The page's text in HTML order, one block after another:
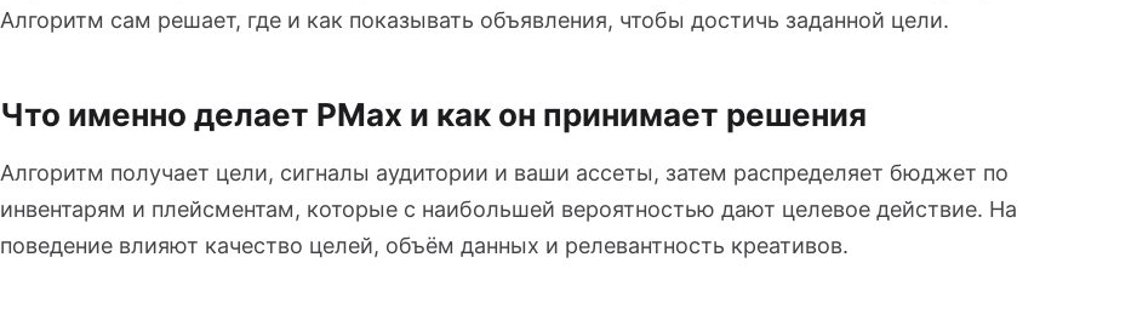
Алгоритм сам решает, где и как показывать объявления, чтобы достичь заданной цели.
Что именно делает PMax и как он принимает решения
Алгоритм получает цели, сигналы аудитории и ваши ассеты, затем распределяет бюджет по
инвентарям и плейсментам, которые с наибольшей вероятностью дают целевое действие. На
поведение влияют качество целей, объём данных и релевантность креативов.